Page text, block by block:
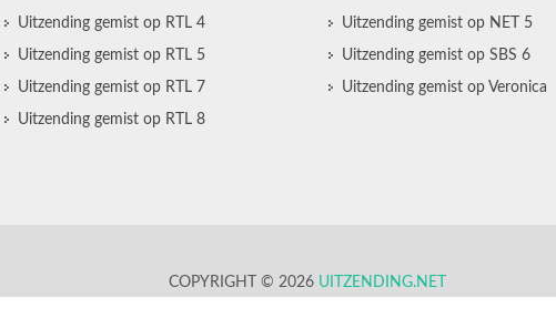
Uitzending gemist op RTL 4
Uitzending gemist op RTL 5
Uitzending gemist op RTL 7
Uitzending gemist op RTL 8
Uitzending gemist op NET 5
Uitzending gemist op SBS 6
Uitzending gemist op Veronica
COPYRIGHT © 2026 UITZENDING.NET